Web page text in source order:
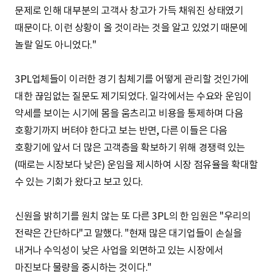
문제로 인해 대부분의 고객사 창고가 가득 채워진 상태였기
때문이다. 이런 상황이 올 것이라는 것을 알고 있었기 때문에
놀랄 일도 아니었다."
3PL업체들이 이러한 경기 침체기를 어떻게 관리할 것인가에
대한 끊임없는 질문도 제기되었다. 일각에서는 수요와 운임이
약세를 보이는 시기에 몸을 움츠리고 비용을 통제하며 다음
호황기까지 버텨야 한다고 보는 반면, 다른 이들은 다음
호황기에 앞서 더 많은 고객층을 확보하기 위해 경쟁력 있는
(때로는 시장보다 낮은) 운임을 제시하여 시장 점유율을 확대할
수 있는 기회가 왔다고 보고 있다.
신원을 밝히기를 원치 않는 또 다른 3PL의 한 임원은 "우리의
전략은 간단하다"고 말했다. "현재 많은 대기업들이 손실을
내거나 수익성이 낮은 사업을 외면하고 있는 시장에서
마진보다 물량을 중시하는 것이다."